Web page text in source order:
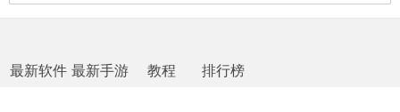
最新软件 最新手游 教程 排行榜